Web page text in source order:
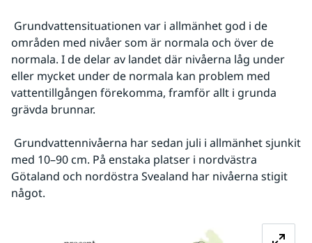
områden med nivåer som är normala och över de
normala. I de delar av landet där nivåerna låg under
eller mycket under de normala kan problem med
vattentillgången förekomma, framför allt i grunda
grävda brunnar.
med 10–90 cm. På enstaka platser i nordvästra
Götaland och nordöstra Svealand har nivåerna stigit
något.